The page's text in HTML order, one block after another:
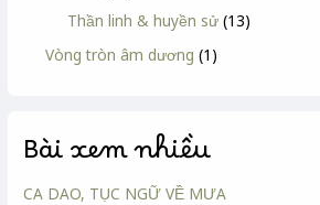
Thần linh & huyền sử (13)
Vòng tròn âm dương (1)
Bài xem nhiều
CA DAO, TỤC NGỮ VỀ MƯA